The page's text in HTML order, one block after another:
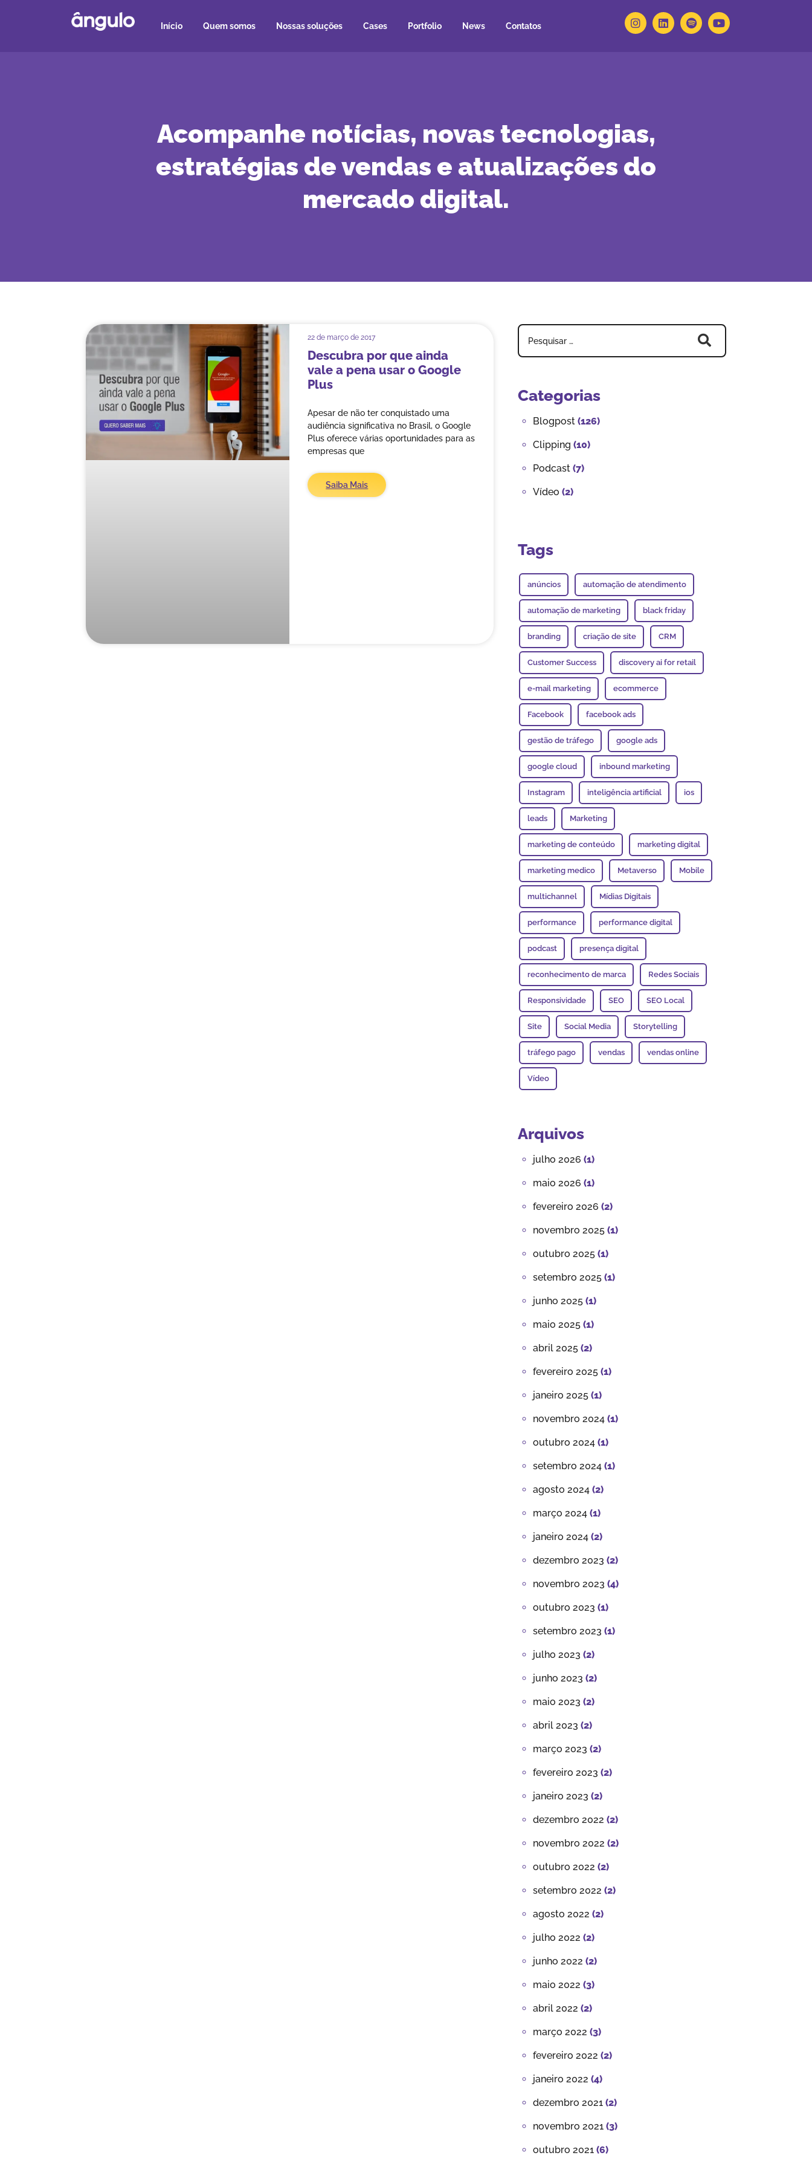
Início Quem somos Nossas soluções Cases Portfolio News Contatos
Acompanhe notícias, novas tecnologias,
estratégias de vendas e atualizações do
mercado digital.
Descubra por que ainda
vale a pena usar o Google
Plus
Apesar de não ter conquistado uma
audiência significativa no Brasil, o Google
Plus oferece várias oportunidades para as
empresas que
Saiba Mais
22 de março de 2017
Categorias
Blogpost(126)
Clipping (10)
Podcast(7)
Vídeo (2)
Tags
anúncios automação de atendimento
automação de marketing black friday
branding criação de site CRM
Customer Success discovery ai for retail
e-mail marketing ecommerce
Facebook facebook ads
gestão de tráfego google ads
google cloud inbound marketing
Instagram inteligência artificial ios
leads Marketing
marketing de conteúdo marketing digital
marketing medico Metaverso Mobile
multichannel Mídias Digitais
performance performance digital
podcast presença digital
reconhecimento de marca Redes Sociais
Responsividade SEO SEO Local
Site Social Media Storytelling
tráfego pago vendas vendas online
Vídeo
Arquivos
julho 2026 (1)
maio 2026 (1)
fevereiro 2026 (2)
novembro 2025(1)
outubro 2025(1)
setembro 2025(1)
junho 2025(1)
maio 2025(1)
abril 2025(2)
fevereiro 2025(1)
janeiro 2025(1)
novembro 2024(1)
outubro 2024(1)
setembro 2024(1)
agosto 2024(2)
março 2024(1)
janeiro 2024(2)
dezembro 2023 (2)
novembro 2023 (4)
outubro 2023 (1)
setembro 2023 (1)
julho 2023 (2)
junho 2023 (2)
maio 2023 (2)
abril 2023 (2)
março 2023 (2)
fevereiro 2023 (2)
janeiro 2023 (2)
dezembro 2022 (2)
novembro 2022 (2)
outubro 2022 (2)
setembro 2022 (2)
agosto 2022 (2)
julho 2022 (2)
junho 2022 (2)
maio 2022 (3)
abril 2022 (2)
março 2022 (3)
fevereiro 2022 (2)
janeiro 2022 (4)
dezembro 2021(2)
novembro 2021(3)
outubro 2021(6)